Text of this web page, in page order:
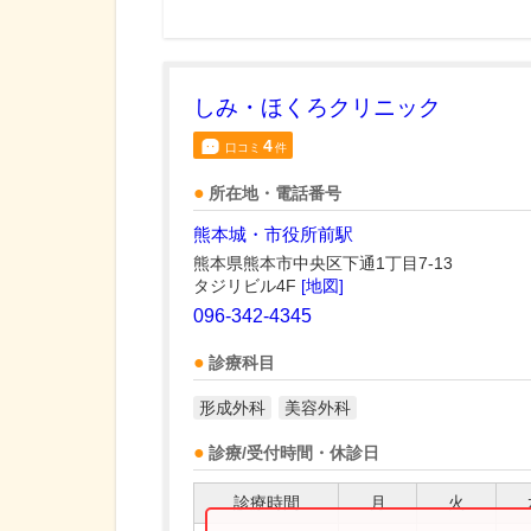
しみ・ほくろクリニック
口コミ 4件
所在地・電話番号
熊本城・市役所前駅
熊本県熊本市中央区下通1丁目7-13
タジリビル4F [地図]
096-342-4345
診療科目
形成外科 美容外科
診療/受付時間・休診日
診療時間 月 火